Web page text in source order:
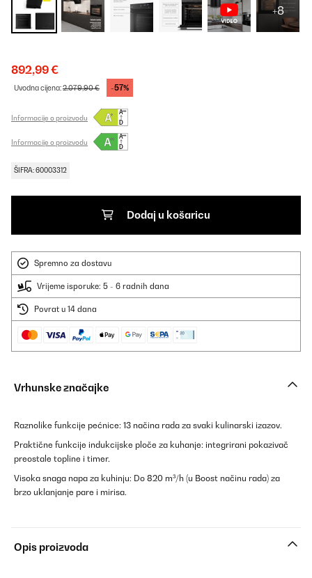
+8
892,99 €
Uvodna cijena:2.079,90 € -57%
Informacije o proizvodu
Informacije o proizvodu
ŠIFRA: 60003312
Dodaj u košaricu
Spremno za dostavu
Vrijeme isporuke: 5 - 6 radnih dana
Povrat u 14 dana
Vrhunske značajke
Raznolike funkcije pećnice: 13 načina rada za svaki kulinarski izazov.
Praktične funkcije indukcijske ploče za kuhanje: integrirani pokazivač
preostale topline i timer.
Visoka snaga napa za kuhinju: Do 820 m³/h (u Boost načinu rada) za
brzo uklanjanje pare i mirisa.
Opis proizvoda